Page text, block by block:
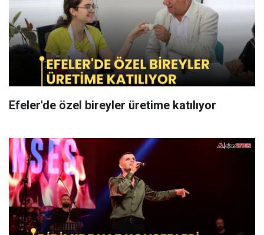
Efeler'de özel bireyler üretime katılıyor